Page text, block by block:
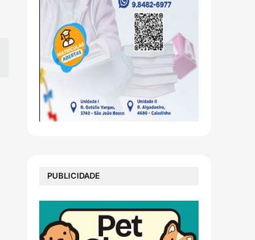
PUBLICIDADE